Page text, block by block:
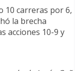
10 carreras por 6,
la brecha
acciones 10-9 y